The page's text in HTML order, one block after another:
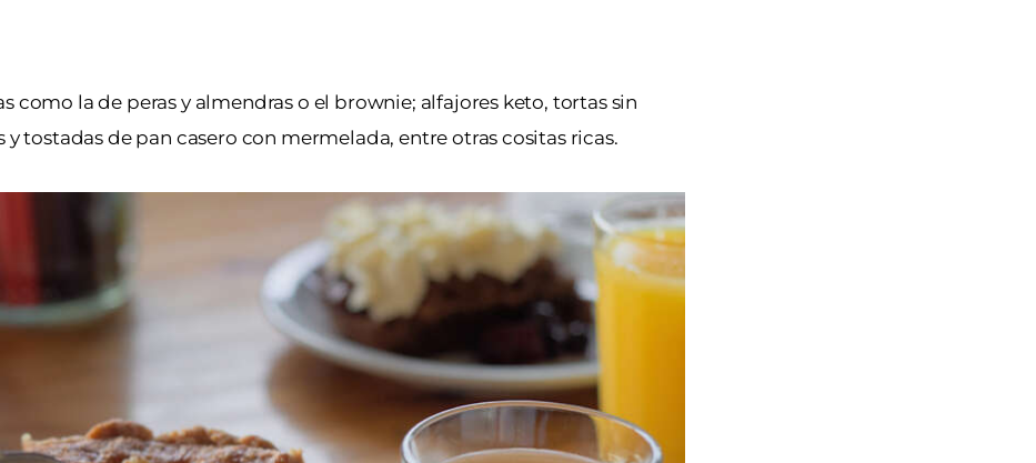
como la de peras y almendras o el brownie; alfajores keto, tortas sin
tostadas de pan casero con mermelada, entre otras cositas ricas.